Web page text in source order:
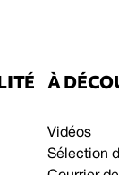
À
Vidéos
Sélection